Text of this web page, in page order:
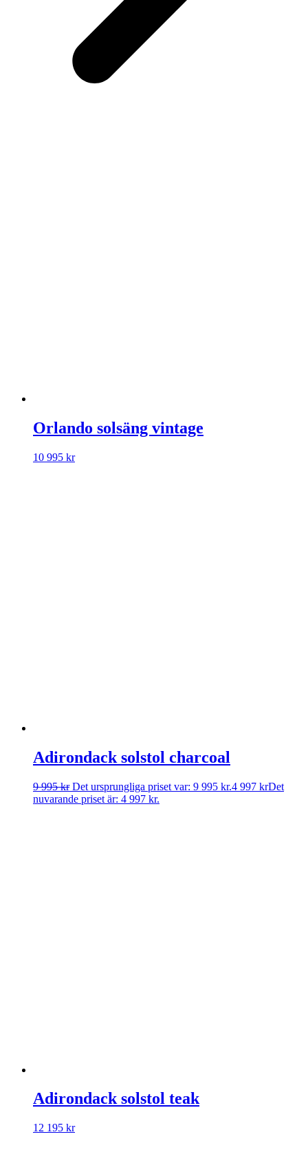
Orlando solsäng vintage
10 995 kr
Adirondack solstol charcoal
9 995kr Det ursprungliga priset var: 9 995 kr.4 997 krDet
nuvarande priset är: 4 997 kr.
Adirondack solstol teak
12 195 kr